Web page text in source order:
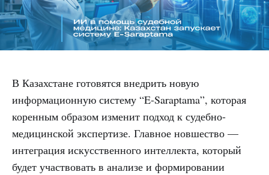
В Казахстане готовятся внедрить новую
информационную систему “E-Saraptama”, которая
коренным образом изменит подход к судебно-
медицинской экспертизе. Главное новшество —
интеграция искусственного интеллекта, который
будет участвовать в анализе и формировании